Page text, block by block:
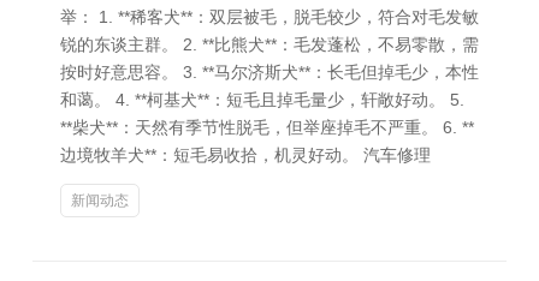
举： 1. **稀客犬**：双层被毛，脱毛较少，符合对毛发敏
锐的东谈主群。 2. **比熊犬**：毛发蓬松，不易零散，需
按时好意思容。 3. **马尔济斯犬**：长毛但掉毛少，本性
和蔼。 4. **柯基犬**：短毛且掉毛量少，轩敞好动。 5.
**柴犬**：天然有季节性脱毛，但举座掉毛不严重。 6. **
边境牧羊犬**：短毛易收拾，机灵好动。 汽车修理
新闻动态